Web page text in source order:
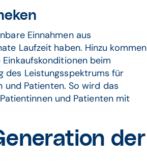
Einnahmen aus
Laufzeit haben. Hinzu kommen
beim
des Leistungsspektrums für
und Patienten. So wird das
und Patienten mit
der